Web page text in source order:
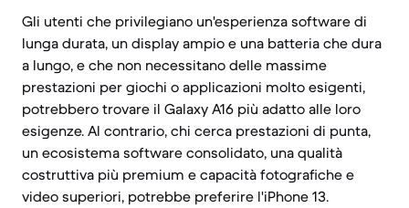
Gli utenti che privilegiano un'esperienza software di
lunga durata, un display ampio e una batteria che dura
a lungo, e che non necessitano delle massime
prestazioni per giochi o applicazioni molto esigenti,
potrebbero trovare il Galaxy A16 più adatto alle loro
esigenze. Al contrario, chi cerca prestazioni di punta,
un ecosistema software consolidato, una qualità
costruttiva più premium e capacità fotografiche e
video superiori, potrebbe preferire l'iPhone 13.